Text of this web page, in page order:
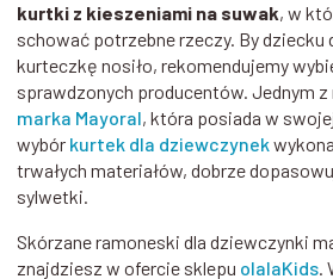
kurtki z kieszeniami na suwak, w
schować potrzebne rzeczy. By dziecku
kurteczkę nosiło, rekomendujemy
sprawdzonych producentów. Jednym z
marka Mayoral, która posiada w
wybór kurtek dla dziewczynek
trwałych materiałów, dobrze
sylwetki.
Skórzane ramoneski dla dziewczynki
znajdziesz w ofercie sklepu olalaKids.